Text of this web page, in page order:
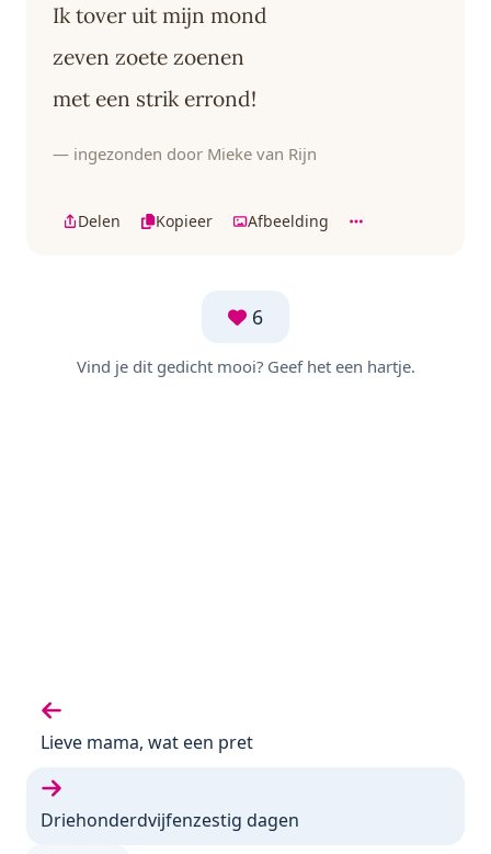
Ik tover uit mijn mond
zeven zoete zoenen
met een strik errond!
— ingezonden door Mieke van Rijn
Delen Kopieer Afbeelding
6
Vind je dit gedicht mooi? Geef het een hartje.
Vorige gedicht:
Lieve mama, wat een pret
Volgende gedicht:
Driehonderdvijfenzestig dagen